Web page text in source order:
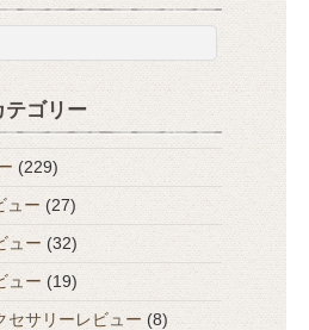
テゴリー
(229)
ュー(27)
ュー (32)
ュー (19)
セサリーレビュー (8)